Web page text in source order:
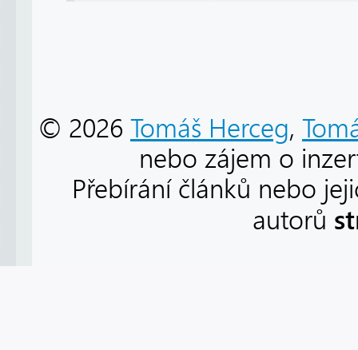
© 2026 Tomáš Herceg,
nebo zájem o
Přebírání článků nebo
autorů